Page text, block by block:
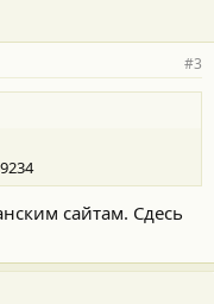
#3
сайтам. Сдесь